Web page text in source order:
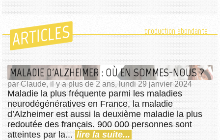
ARTICLES production abondante
MALADIE D'ALZHEIMER : OÙ EN SOMMES-NOUS ?
par Claude, il y a plus de 2 ans, lundi 29 janvier 2024
Maladie la plus fréquente parmi les maladies
neurodégénératives en France, la maladie
d’Alzheimer est aussi la deuxième maladie la plus
redoutée des français. 900 000 personnes sont
atteintes par la... lire la suite...